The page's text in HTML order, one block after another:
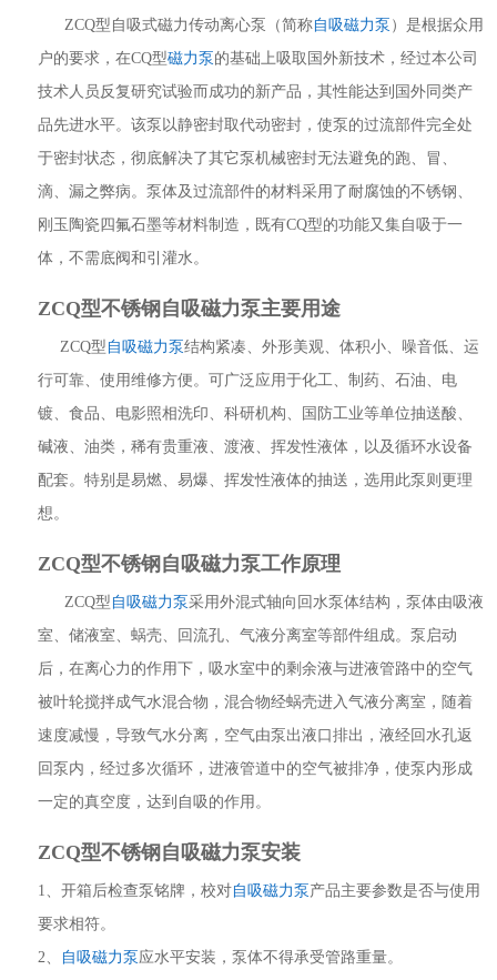
ZCQ型自吸式磁力传动离心泵（简称自吸磁力泵 ）是根据众用
户的要求，在CQ型磁力泵 的基础上吸取国外新技术，经过本公司
技术人员反复研究试验而成功的新产品，其性能达到国外同类产
品先进水平。该泵以静密封取代动密封，使泵的过流部件完全处
于密封状态，彻底解决了其它泵机械密封无法避免的跑、冒、
滴、漏之弊病。泵体及过流部件的材料采用了耐腐蚀的不锈钢、
刚玉陶瓷四氟石墨等材料制造，既有CQ型的功能又集自吸于一
体，不需底阀和引灌水。
ZCQ型不锈钢自吸磁力泵主要用途
ZCQ型 自吸磁力泵结构紧凑、外形美观、体积小、噪音低、运
行可靠、使用维修方便。可广泛应用于化工、制药、石油、电
镀、食品、电影照相洗印、科研机构、国防工业等单位抽送酸、
碱液、油类，稀有贵重液、渡液、挥发性液体，以及循环水设备
配套。特别是易燃、易爆、挥发性液体的抽送，选用此泵则更理
想。
ZCQ型不锈钢自吸磁力泵工作原理
ZCQ型 自吸磁力泵采用外混式轴向回水泵体结构，泵体由吸液
室、储液室、蜗壳、回流孔、气液分离室等部件组成。泵启动
后，在离心力的作用下，吸水室中的剩余液与进液管路中的空气
被叶轮搅拌成气水混合物，混合物经蜗壳进入气液分离室，随着
速度减慢，导致气水分离，空气由泵出液口排出，液经回水孔返
回泵内，经过多次循环，进液管道中的空气被排净，使泵内形成
一定的真空度，达到自吸的作用。
ZCQ型不锈钢自吸磁力泵安装
1、开箱后检查泵铭牌，校对自吸磁力泵 产品主要参数是否与使用
要求相符。
2、
自吸磁力泵 应水平安装，泵体不得承受管路重量。